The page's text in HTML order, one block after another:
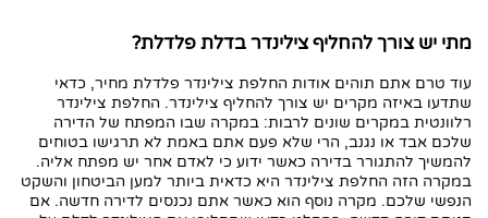
מתי יש צורך להחליף צילינדר בדלת פלדלת?
עוד טרם אתם תוהים אודות החלפת צילינדר פלדלת מחיר, כדאי
שתדעו באיזה מקרים יש צורך להחליף צילינדר. החלפת צילינדר
רלוונטית במקרים שונים לרבות: במקרה שבו המפתח של הדירה
שלכם אבד או נגנב, הרי שלא פעם אתם באמת לא תרגישו בטוחים
להמשיך להתגורר בדירה כאשר ידוע כי לאדם אחר יש מפתח אליה.
במקרה הזה החלפת צילינדר היא כדאית ביותר למען הביטחון והשקט
הנפשי שלכם. מקרה נוסף הוא כאשר אתם נכנסים לדירה חדשה. אם